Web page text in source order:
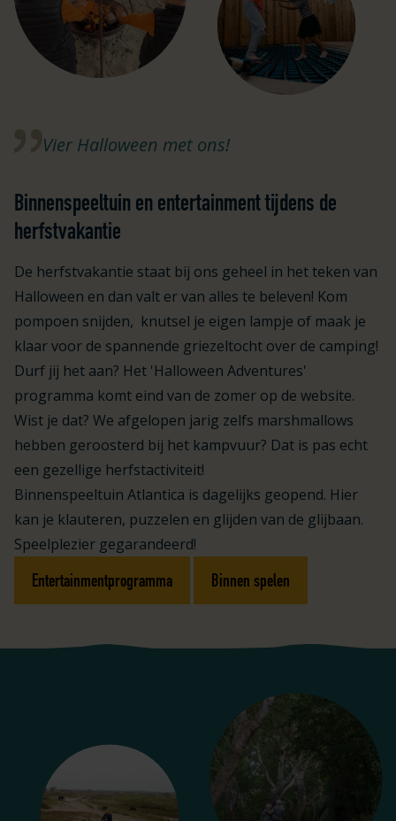
Vier Halloween met ons!
Binnenspeeltuin en entertainment tijdens de
herfstvakantie
De herfstvakantie staat bij ons geheel in het teken van
Halloween en dan valt er van alles te beleven! Kom
pompoen snijden, knutsel je eigen lampje of maak je
klaar voor de spannende griezeltocht over de camping!
Durf jij het aan? Het 'Halloween Adventures'
programma komt eind van de zomer op de website.
Wist je dat? We afgelopen jarig zelfs marshmallows
hebben geroosterd bij het kampvuur? Dat is pas echt
een gezellige herfstactiviteit!
Binnenspeeltuin Atlantica is dagelijks geopend. Hier
kan je klauteren, puzzelen en glijden van de glijbaan.
Speelplezier gegarandeerd!
Entertainmentprogramma Binnen spelen